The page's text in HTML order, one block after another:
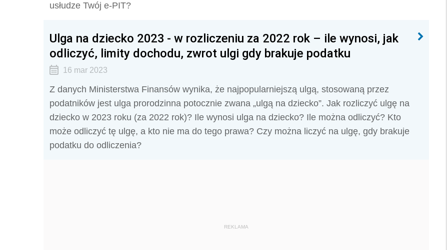
usłudze Twój e-PIT?
Ulga na dziecko 2023 - w rozliczeniu za 2022 rok – ile wynosi, jak
odliczyć, limity dochodu, zwrot ulgi gdy brakuje podatku
16 mar 2023
Z danych Ministerstwa Finansów wynika, że najpopularniejszą ulgą, stosowaną przez
podatników jest ulga prorodzinna potocznie zwana „ulgą na dziecko”. Jak rozliczyć ulgę na
dziecko w 2023 roku (za 2022 rok)? Ile wynosi ulga na dziecko? Ile można odliczyć? Kto
może odliczyć tę ulgę, a kto nie ma do tego prawa? Czy można liczyć na ulgę, gdy brakuje
podatku do odliczenia?
REKLAMA